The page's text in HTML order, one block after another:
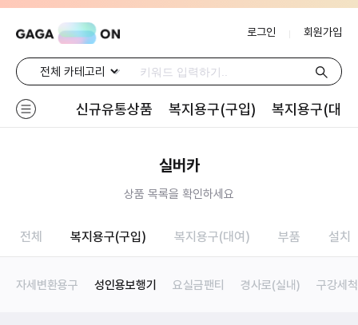
로그인 회원가입
신규유통상품 복지용구(구입) 복지용구(대여)
실버카
상품 목록을 확인하세요
전체 복지용구(구입) 복지용구(대여) 부품 설치
자세변환용구 성인용보행기 요실금팬티 경사로(실내) 구강세